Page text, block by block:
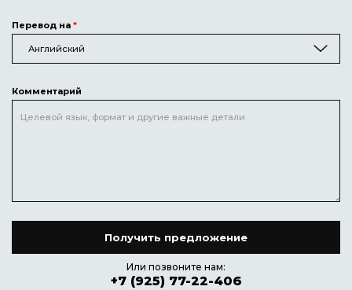
Перевод на *
Английский
Комментарий
Или позвоните нам:
+7 (925) 77-22-406